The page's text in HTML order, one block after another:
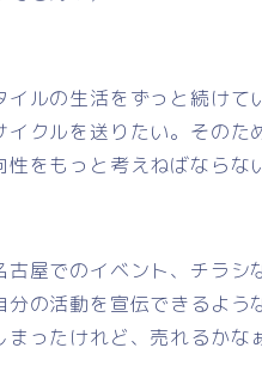
イルの生活をずっと続け
イクルを送りたい。その
性をもっと考えねばならな
古屋でのイベント、チラ
分の活動を宣伝できるよ
まったけれど、売れるかな